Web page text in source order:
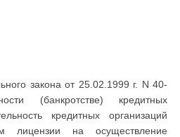
закона от 25.02.1999 г. N 40-
(банкротстве) кредитных
кредитных организаций
лицензии на осуществление